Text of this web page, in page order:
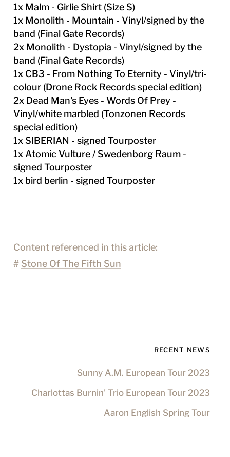
1x Malm - Girlie Shirt (Size S)
1x Monolith - Mountain - Vinyl/signed by the
band (Final Gate Records)
2x Monolith - Dystopia - Vinyl/signed by the
band (Final Gate Records)
1x CB3 - From Nothing To Eternity - Vinyl/tri-
colour (Drone Rock Records special edition)
2x Dead Man's Eyes - Words Of Prey -
Vinyl/white marbled (Tonzonen Records
special edition)
1x SIBERIAN - signed Tourposter
1x Atomic Vulture / Swedenborg Raum -
signed Tourposter
1x bird berlin - signed Tourposter
Content referenced in this article:
# Stone Of The Fifth Sun
RECENT NEWS
Sunny A.M. European Tour 2023
Charlottas Burnin' Trio European Tour 2023
Aaron English Spring Tour